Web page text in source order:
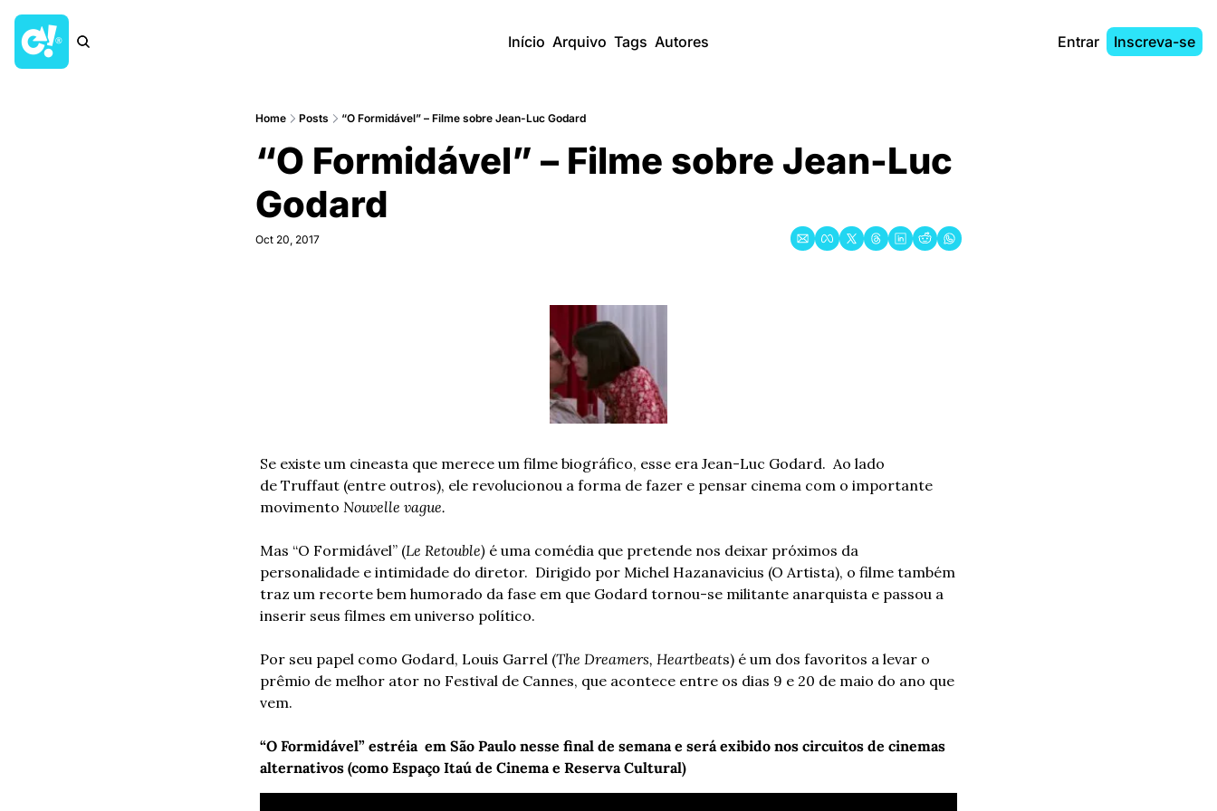
Início Arquivo Tags Autores Entrar Inscreva-se
Home Posts “O Formidável” – Filme sobre Jean-Luc Godard
“O Formidável” – Filme sobre Jean-Luc
Godard
Oct 20, 2017
Se existe um cineasta que merece um filme biográfico, esse era Jean-Luc Godard.  Ao lado
de Truffaut (entre outros), ele revolucionou a forma de fazer e pensar cinema com o importante
movimento Nouvelle vague.
Mas “O Formidável” (Le Retouble) é uma comédia que pretende nos deixar próximos da
personalidade e intimidade do diretor.  Dirigido por Michel Hazanavicius (O Artista), o filme também
traz um recorte bem humorado da fase em que Godard tornou-se militante anarquista e passou a
inserir seus filmes em universo político.
Por seu papel como Godard, Louis Garrel (The Dreamers, Heartbeats) é um dos favoritos a levar o
prêmio de melhor ator no Festival de Cannes, que acontece entre os dias 9 e 20 de maio do ano que
vem.
“O Formidável” estréia  em São Paulo nesse final de semana e será exibido nos circuitos de cinemas
alternativos (como Espaço Itaú de Cinema e Reserva Cultural)